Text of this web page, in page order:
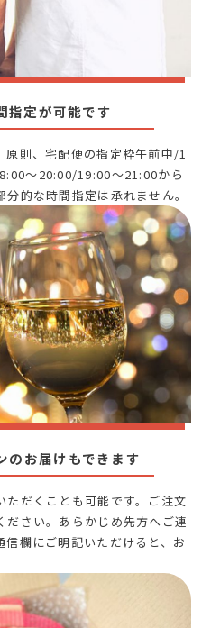
指定が可能です
原則、宅配便の指定枠午前中/1
～20:00/19:00～21:00から
的な時間指定は承れません。
のお届けもできます
だくことも可能です。ご注文
さい。あらかじめ先方へご連
欄にご明記いただけると、お